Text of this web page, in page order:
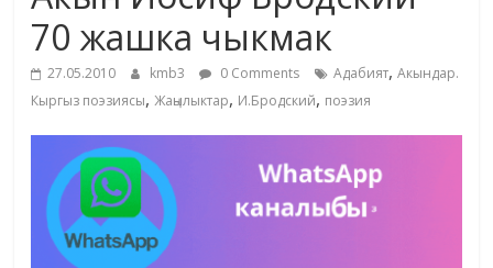
маданияты
жана
адабияты
70 жашка чыкмак
27.05.2010 kmb3 0 Comments Адабият,Акындар.
Кыргыз поэзиясы,Жаңылыктар, И.Бродский, поэзия